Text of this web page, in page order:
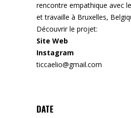
rencontre empathique avec
et travaille à Bruxelles,
Découvrir le projet:
Site Web
Instagram
ticcaelio@gmail.com
DATE